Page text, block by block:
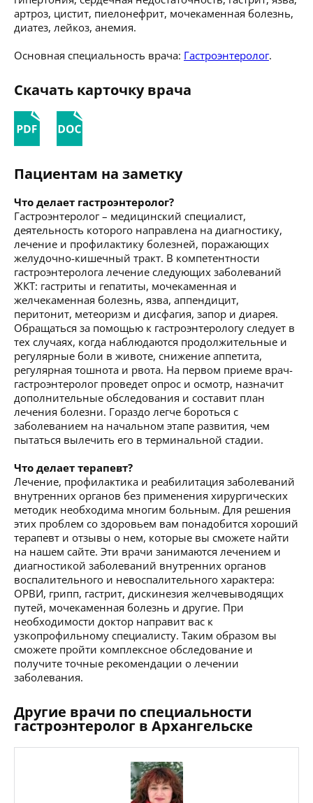
артроз, цистит, пиелонефрит, мочекаменная болезнь,
диатез, лейкоз, анемия.
Основная специальность врача: Гастроэнтеролог.
Скачать карточку врача
Пациентам на заметку
Что делает гастроэнтеролог?
Гастроэнтеролог – медицинский специалист,
деятельность которого направлена на диагностику,
лечение и профилактику болезней, поражающих
желудочно-кишечный тракт. В компетентности
гастроэнтеролога лечение следующих заболеваний
ЖКТ: гастриты и гепатиты, мочекаменная и
желчекаменная болезнь, язва, аппендицит,
перитонит, метеоризм и дисфагия, запор и диарея.
Обращаться за помощью к гастроэнтерологу следует в
тех случаях, когда наблюдаются продолжительные и
регулярные боли в животе, снижение аппетита,
регулярная тошнота и рвота. На первом приеме врач-
гастроэнтеролог проведет опрос и осмотр, назначит
дополнительные обследования и составит план
лечения болезни. Гораздо легче бороться с
заболеванием на начальном этапе развития, чем
пытаться вылечить его в терминальной стадии.
Что делает терапевт?
Лечение, профилактика и реабилитация заболеваний
внутренних органов без применения хирургических
методик необходима многим больным. Для решения
этих проблем со здоровьем вам понадобится хороший
терапевт и отзывы о нем, которые вы сможете найти
на нашем сайте. Эти врачи занимаются лечением и
диагностикой заболеваний внутренних органов
воспалительного и невоспалительного характера:
ОРВИ, грипп, гастрит, дискинезия желчевыводящих
путей, мочекаменная болезнь и другие. При
необходимости доктор направит вас к
узкопрофильному специалисту. Таким образом вы
сможете пройти комплексное обследование и
получите точные рекомендации о лечении
заболевания.
Другие врачи по специальности
гастроэнтеролог в Архангельске